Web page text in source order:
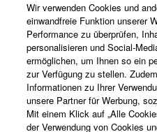
Wir verwenden Cookies und
einwandfreie Funktion unserer
Performance zu überprüfen,
personalisieren und Social-
ermöglichen, um Ihnen so ein
zur Verfügung zu stellen.
Informationen zu Ihrer
unsere Partner für Werbung,
Mit einem Klick auf „Alle
der Verwendung von Cookies